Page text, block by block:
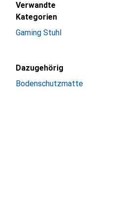
Verwandte
Kategorien
Gaming Stuhl
Dazugehörig
Bodenschutzmatte